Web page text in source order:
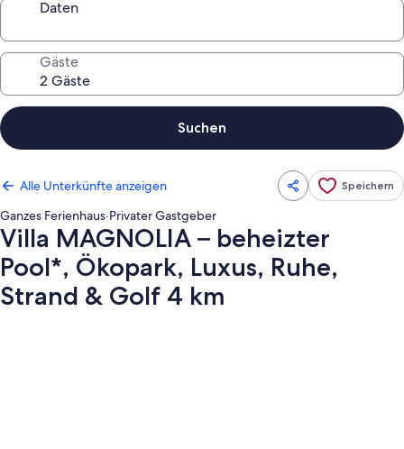
Daten
Gäste
Suchen
Alle Unterkünfte anzeigen Speichern
Ganzes Ferienhaus·Privater Gastgeber
Villa MAGNOLIA – beheizter
Pool*, Ökopark, Luxus, Ruhe,
Strand & Golf 4 km